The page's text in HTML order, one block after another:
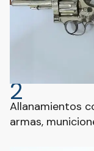
2
Allanamientos
armas,